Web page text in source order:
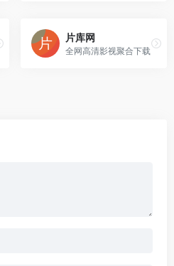
片库网
全网高清影视聚合下载